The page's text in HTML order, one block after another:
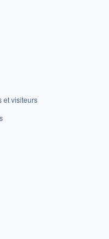
et visiteurs